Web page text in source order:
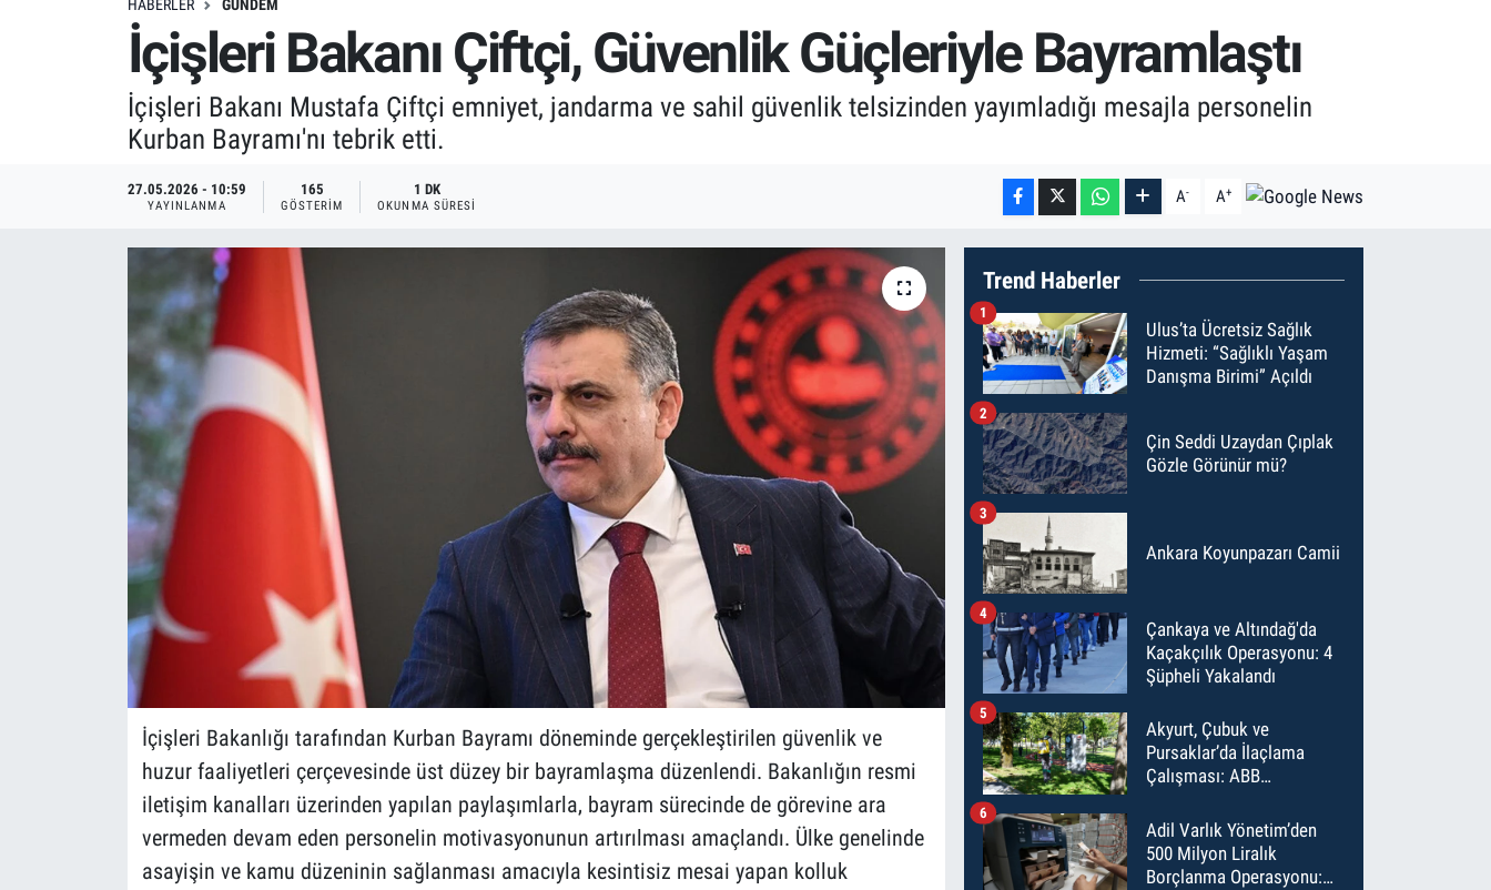
HABERLER GÜNDEM
İçişleri Bakanı Çiftçi, Güvenlik Güçleriyle Bayramlaştı
İçişleri Bakanı Mustafa Çiftçi emniyet, jandarma ve sahil güvenlik telsizinden yayımladığı mesajla personelin
Kurban Bayramı'nı tebrik etti.
27.05.2026 - 10:59
YAYINLANMA
165
GÖSTERIM
1 DK
OKUNMA SÜRESI A- A+
İçişleri Bakanlığı tarafından Kurban Bayramı döneminde gerçekleştirilen güvenlik ve
huzur faaliyetleri çerçevesinde üst düzey bir bayramlaşma düzenlendi. Bakanlığın resmi
iletişim kanalları üzerinden yapılan paylaşımlarla, bayram sürecinde de görevine ara
vermeden devam eden personelin motivasyonunun artırılması amaçlandı. Ülke genelinde
asayişin ve kamu düzeninin sağlanması amacıyla kesintisiz mesai yapan kolluk
Trend Haberler
Ulus’ta Ücretsiz Sağlık
Hizmeti: “Sağlıklı Yaşam
Danışma Birimi” Açıldı
1
Çin Seddi Uzaydan Çıplak
Gözle Görünür mü?
2
Ankara Koyunpazarı Camii
3
Çankaya ve Altındağ'da
Kaçakçılık Operasyonu: 4
Şüpheli Yakalandı
4
Akyurt, Çubuk ve
Pursaklar’da İlaçlama
Çalışması: ABB
İlaçladı
5
Adil Varlık Yönetim’den
500 Milyon Liralık
Borçlanma Operasyonu:
6